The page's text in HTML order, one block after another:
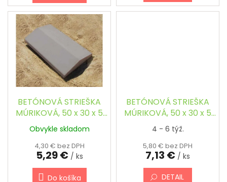
BETÓNOVÁ STRIEŠKA
MÚRIKOVÁ, 50 x 30 x 5
cm, ŠIKMÁ
Obvykle skladom
4,30 € bez DPH
5,29 € / ks
Do košíka
BETÓNOVÁ STRIEŠKA
MÚRIKOVÁ, 50 x 30 x 5
cm, ŠIKMÁ, FAREBNÁ
4 - 6 týž.
5,80 € bez DPH
7,13 € / ks
DETAIL